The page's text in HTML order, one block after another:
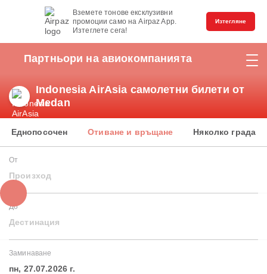
Вземете тонове ексклузивни
промоции само на Airpaz App.
Изтеглете сега!
Изтегляне
Партньори на авиокомпанията
Indonesia AirAsia самолетни билети от
Medan
Еднопосочен Отиване и връщане Няколко града
От
Произход
До
Дестинация
Заминаване
пн, 27.07.2026 г.